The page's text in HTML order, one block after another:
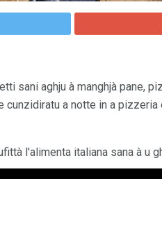
sani aghju à manghjà pane,
cunzidiratu a notte in a pizzeria
l'alimenta italiana sana à u